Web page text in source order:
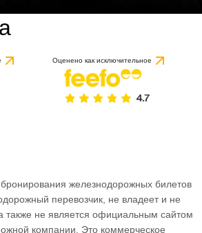
Оценено как исключительное
железнодорожных билетов
перевозчик, не владеет и не
также не является официальным сайтом
компании. Это коммерческое
на основе 1 отзыва